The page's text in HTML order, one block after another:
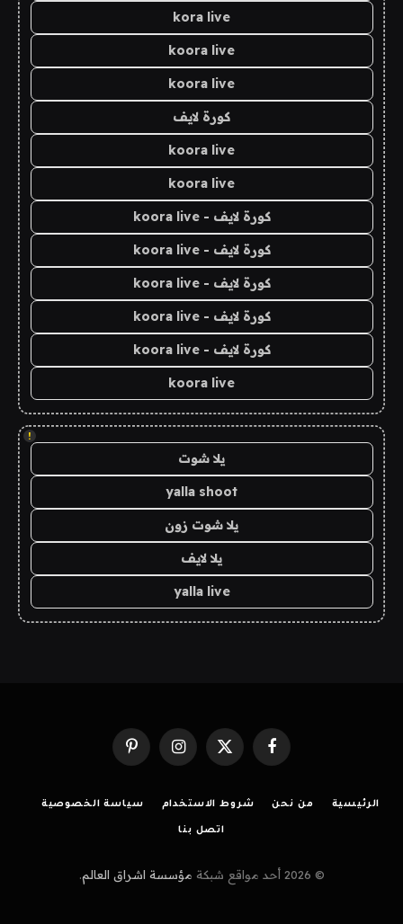
kora live
koora live
koora live
كورة لايف
koora live
koora live
كورة لايف - koora live
كورة لايف - koora live
كورة لايف - koora live
كورة لايف - koora live
كورة لايف - koora live
koora live
!
يلا شوت
yalla shoot
يلا شوت زون
يلا لايف
yalla live
فيسبوك X
(Twitter)
الانستغرامبينتيريست
الرئيسية من نحن شروط الاستخدام سياسة الخصوصية
اتصل بنا
© 2026 أحد مواقع شبكة مؤسسة اشراق العالم.